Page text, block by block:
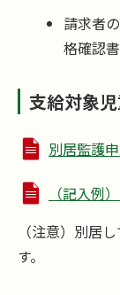
請求者
格確認
支給対象
別居監護
（記入例
（注意）別居
す。